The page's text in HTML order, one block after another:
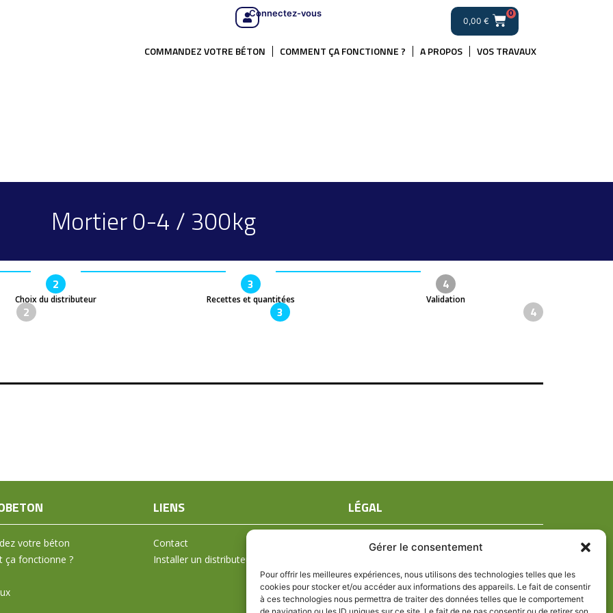
Gérer le consentement
Pour offrir les meilleures expériences, nous utilisons des technologies telles que les
cookies pour stocker et/ou accéder aux informations des appareils. Le fait de consentir
à ces technologies nous permettra de traiter des données telles que le comportement
Connectez-vous
0,00 €
0
COMMANDEZ VOTRE BÉTON COMMENT ÇA FONCTIONNE ? A PROPOS VOS TRAVAUX
Mortier 0-4 / 300kg
2
Choix du distributeur
3
Recettes et quantitées
4
Validation
2 3 4
votre béton
ça fonctionne ?
LIENS
Contact
Installer un distributeur
LÉGAL
Mentions légales
Politique de confidentialité
Politique de cookies (UE)